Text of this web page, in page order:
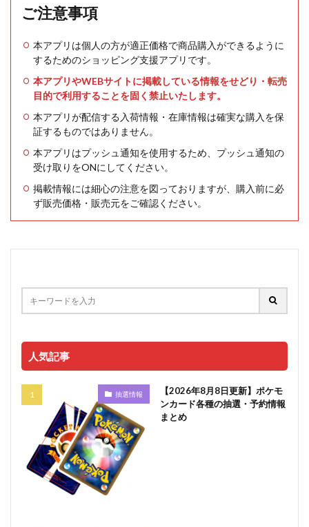
ご注意事項
本アプリは個人の方が適正価格で商品購入ができるように
するためのショッピング支援アプリです。
本アプリやWEBサイトに掲載している情報をせどり・転売
目的で利用することを固く禁止いたします。
本アプリが配信する入荷情報・在庫情報は確実な購入を保
証するものではありません。
本アプリはプッシュ通知を使用するため、プッシュ通知の
受け取りをONにしてください。
掲載情報には細心の注意を図っておりますが、購入前に必
ず販売価格・販売元をご確認ください。
人気記事
抽選情報
【2026年8月8日更新】ポケモ
ンカード各種の抽選・予約情報
まとめ